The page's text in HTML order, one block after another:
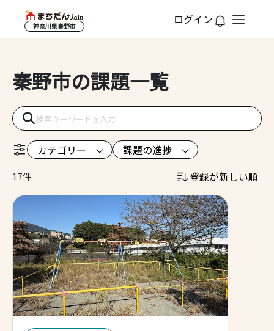
神奈川県秦野市 ログイン
秦野市の課題一覧
カテゴリー 課題の進捗
17件 登録が新しい順